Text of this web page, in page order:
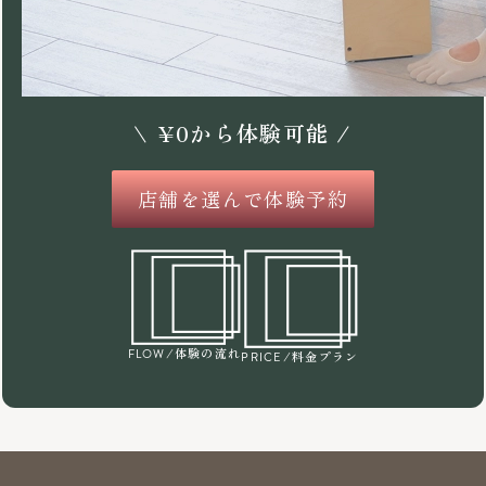
\ ¥0から体験可能 /
店舗を選んで体験予約
FLOW /体験の流れPRICE /料金プラン